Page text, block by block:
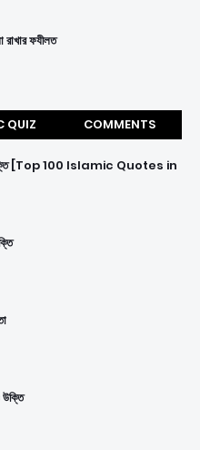
রাখার ফযীলত
QUIZ COMMENTS
উক্তি [Top 100 Islamic Quotes in
উক্তি